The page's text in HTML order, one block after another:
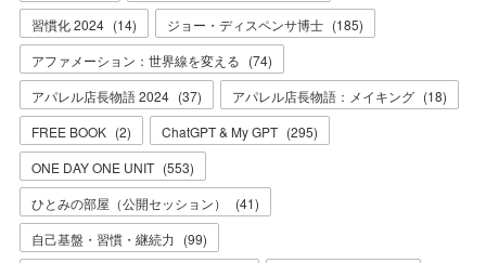
習慣化 2024 (14) ジョー・ディスペンサ博士 (185)
アファメーション：世界線を変える (74)
アパレル店長物語 2024 (37) アパレル店長物語：メイキング (18)
FREE BOOK (2) ChatGPT & My GPT (295)
ONE DAY ONE UNIT (553)
ひとみの部屋（公開セッション）
(41)
自己基盤・習慣・継続力 (99)